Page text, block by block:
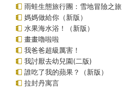
雨蛙生態旅行團：雪地冒險之旅
媽媽做給你（新版）
水果海水浴！（新版）
畫畫嚕啦啦
我爸爸超級厲害！
我討厭去幼兒園(二版)
誰吃了我的蘋果？（新版）
拉封丹寓言